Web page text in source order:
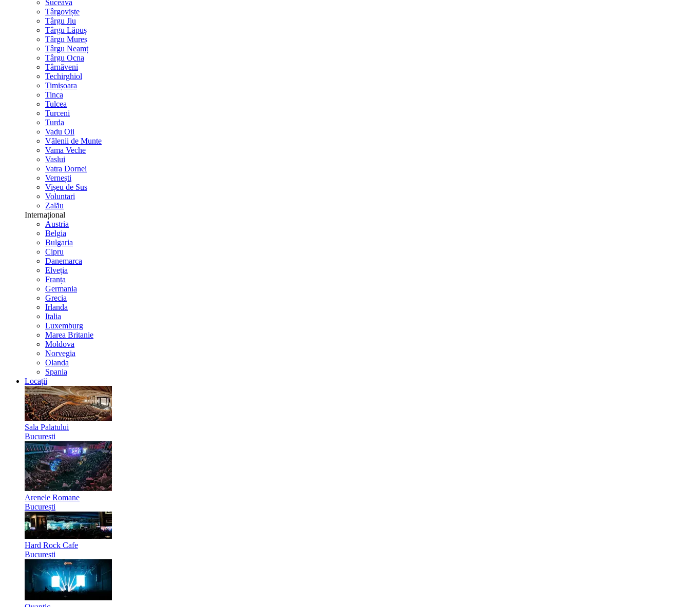
Suceava
Târgoviște
Târgu Jiu
Târgu Lăpuș
Târgu Mureș
Târgu Neamț
Târgu Ocna
Târnăveni
Techirghiol
Timișoara
Tinca
Tulcea
Turceni
Turda
Vadu Oii
Vălenii de Munte
Vama Veche
Vaslui
Vatra Dornei
Vernești
Vișeu de Sus
Voluntari
Zalău
Internațional
Austria
Belgia
Bulgaria
Cipru
Danemarca
Elveția
Franța
Germania
Grecia
Irlanda
Italia
Luxemburg
Marea Britanie
Moldova
Norvegia
Olanda
Spania
Locații
Sala Palatului
București
Arenele Romane
București
Hard Rock Cafe
București